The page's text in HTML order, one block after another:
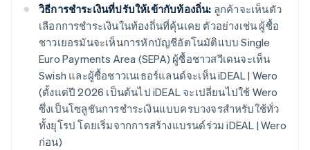
วิธีการชำระเงินที่ปรับให้เข้ากับท้องถิ่น: ลูกค้าจะเห็นตัว
เลือกการชำระเงินในท้องถิ่นที่คุ้นเคย ตัวอย่างเช่น ผู้ซื้อ
ชาวเยอรมันจะเห็นการหักบัญชีอัตโนมัติแบบ Single
Euro Payments Area (SEPA) ผู้ซื้อชาวสวีเดนจะเห็น
Swish และผู้ซื้อชาวเนเธอร์แลนด์จะเห็น iDEAL | Wero
(ตั้งแต่ปี 2026 เป็นต้นไป iDEAL จะเปลี่ยนไปใช้ Wero
ซึ่งเป็นโซลูชันการชำระเงินแบบครบวงจรสำหรับใช้ทั่ว
ทั้งยุโรป โดยเริ่มจากการสร้างแบรนด์ร่วม iDEAL | Wero
ก่อน)